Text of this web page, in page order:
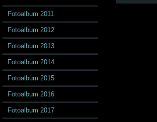
Fotoalbum 2011
Fotoalbum 2012
Fotoalbum 2013
Fotoalbum 2014
Fotoalbum 2015
Fotoalbum 2016
Fotoalbum 2017